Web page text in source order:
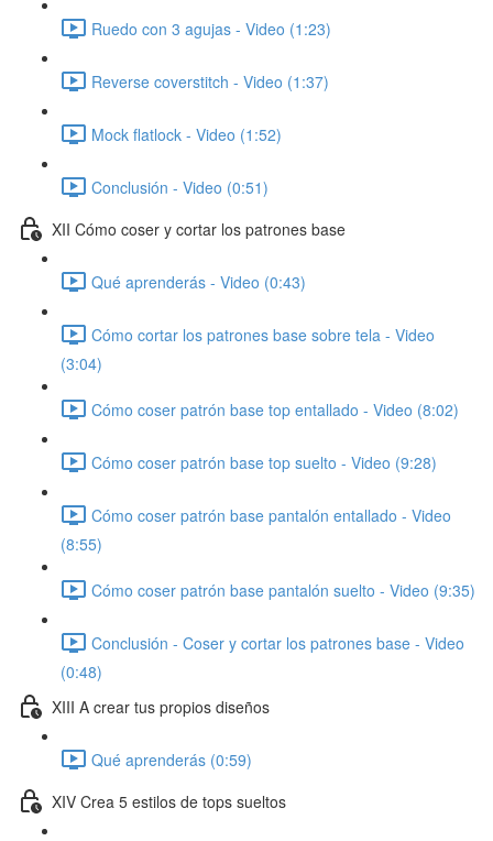
Ruedo con 3 agujas - Video (1:23)
Reverse coverstitch - Video (1:37)
Mock flatlock - Video (1:52)
Conclusión - Video (0:51)
XII Cómo coser y cortar los patrones base
Qué aprenderás - Video (0:43)
Cómo cortar los patrones base sobre tela - Video
(3:04)
Cómo coser patrón base top entallado - Video (8:02)
Cómo coser patrón base top suelto - Video (9:28)
Cómo coser patrón base pantalón entallado - Video
(8:55)
Cómo coser patrón base pantalón suelto - Video (9:35)
Conclusión - Coser y cortar los patrones base - Video
(0:48)
XIII A crear tus propios diseños
Qué aprenderás (0:59)
XIV Crea 5 estilos de tops sueltos